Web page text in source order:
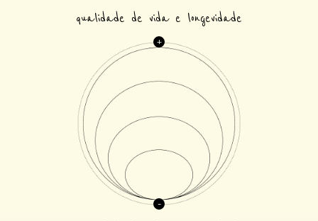
qualidade de vida e longevidade